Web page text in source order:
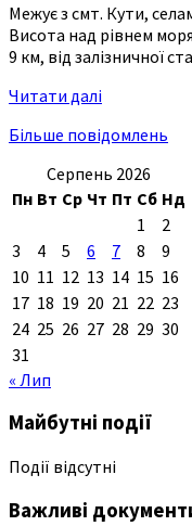
Межує з смт. Кути,
Висота над рівнем
9 км, від залізничної
Читати далі
Більше повідомлень
Серпень 2026
Пн Вт Ср Чт Пт Сб Нд
1
2
3
4 5 6 7 8
9
10 11 12 13 14 15 16
17 18 19 20 21 22 23
24 25 26 27 28 29 30
31
« Лип
Майбутні події
Події відсутні
Важливі